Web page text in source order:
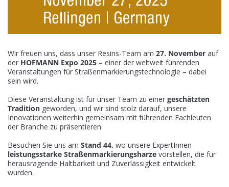
Wir freuen uns, dass unser Resins-Team am 27. November auf
der HOFMANN Expo 2025 – einer der weltweit führenden
Veranstaltungen für Straßenmarkierungstechnologie – dabei
sein wird.
Diese Veranstaltung ist für unser Team zu einer geschätzten
Tradition geworden, und wir sind stolz darauf, unsere
Innovationen weiterhin gemeinsam mit führenden Fachleuten
der Branche zu präsentieren.
Besuchen Sie uns am Stand 44, wo unsere ExpertInnen
leistungsstarke Straßenmarkierungsharze vorstellen, die für
herausragende Haltbarkeit und Zuverlässigkeit entwickelt
wurden.